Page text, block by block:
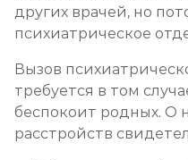
других врачей, но
психиатрическое
Вызов
требуется в том
беспокоит родных. О
расстройств